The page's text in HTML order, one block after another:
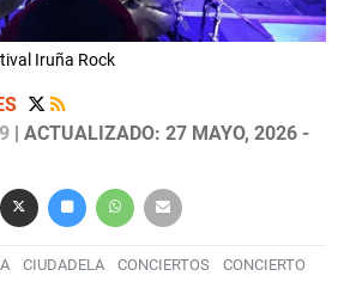
Iruña Rock
| ACTUALIZADO: 27 MAYO, 2026 -
CIUDADELA CONCIERTOS CONCIERTO